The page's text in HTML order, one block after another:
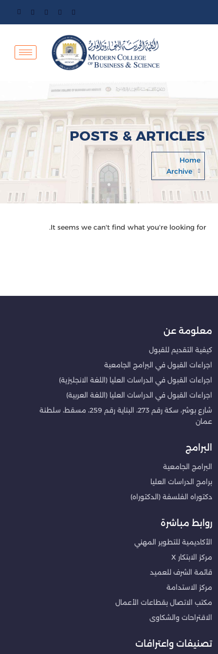
POSTS & ARTICLES
Home
Archive
It seems we can't find what you're looking for.
معلومة عن
كيفية التقديم للقبول
اجراءات القبول في البرامج الجامعية
اجراءات القبول في الدراسات العليا (اللغة الانجليزية)
اجراءات القبول في الدراسات العليا (اللغة العربية)
شارع بوشر، سكة رقم 273، البناية رقم 259، مسقط، سلطنة
عمان
البرامج
البرامج الجامعية
برامج الدراسات العليا
دكتوراه الفلسفة (الدكتوراه)
روابط مباشرة
الأكاديمية للتطوير المهني
مركز الابتكار X
قائمة الشرف للعميد
مركز الاستدامة
مكتب الاتصال بقطاعات الأعمال
الاقتراحات والشكاوى
تصنيفات واعترافات